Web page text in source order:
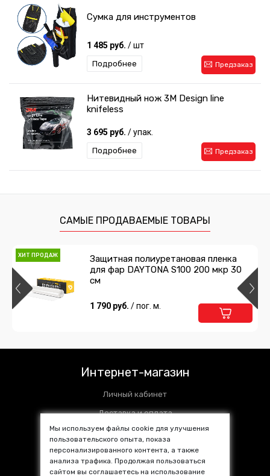
Сумка для инструментов
1 485 руб. / шт
Предзаказ
Подробнее
Нитевидный нож 3M Design line
knifeless
3 695 руб. / упак.
Предзаказ
Подробнее
215 руб./ шт
САМЫЕ ПРОДАВАЕМЫЕ ТОВАРЫ
ХИТ ПРОДАЖ
Защитная полиуретановая пленка
для фар DAYTONA S100 200 мкр 30
см
1 790 руб. / пог. м.
Интернет-магазин
Личный кабинет
Доставка и оплата
Установочные центры
Контакты
SALE %
Мы используем файлы cookie для улучшения
пользовательского опыта, показа
персонализированного контента, а также
анализа трафика. Продолжая пользоваться
сайтом вы соглашаетесь на использование